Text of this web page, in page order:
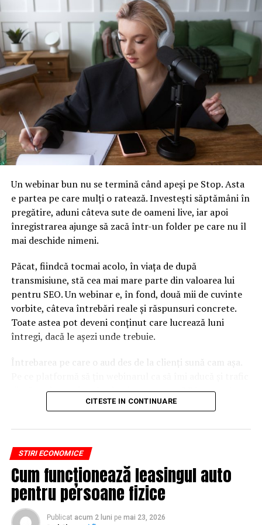
URMATORUL
Când va trece România la euro. Anunţul făcut de
Isărescu
NU RATATI
ESET a lansat cea mai nouă soluţie de securitate care
protejează fără să afecteze performanţă PC-ului
Un webinar bun nu se termină când apeși pe Stop. Asta
e partea pe care mulți o ratează. Investești săptămâni în
pregătire, aduni câteva sute de oameni live, iar apoi
înregistrarea ajunge să zacă într-un folder pe care nu îl
mai deschide nimeni.
Păcat, fiindcă tocmai acolo, în viața de după
transmisiune, stă cea mai mare parte din valoarea lui
pentru SEO. Un webinar e, în fond, două mii de cuvinte
vorbite, câteva întrebări reale și răspunsuri concrete.
Toate astea pot deveni conținut care lucrează luni
întregi, dacă le așezi unde trebuie.
Întrebarea pe care o aud des de la clienți sună cam așa.
din Google, nu doar lead-uri pe moment? Răspunsul
scurt e că platforma contează, dar nu în felul în care
Nu cel mai tare software câștigă, ci acela care îți lasă
conținutul liber, indexabil și ușor de reutilizat. Hai să o
luăm pe îndelete, fiindcă diferențele dintre opțiuni sunt
mai subtile decât par la prima vedere.
De ce un webinar bine găzduit
CITESTE IN CONTINUARE
STIRI ECONOMICE
Cum funcționează leasingul auto
pentru persoane fizice
Publicat acum 2 luni pe mai 23, 2026